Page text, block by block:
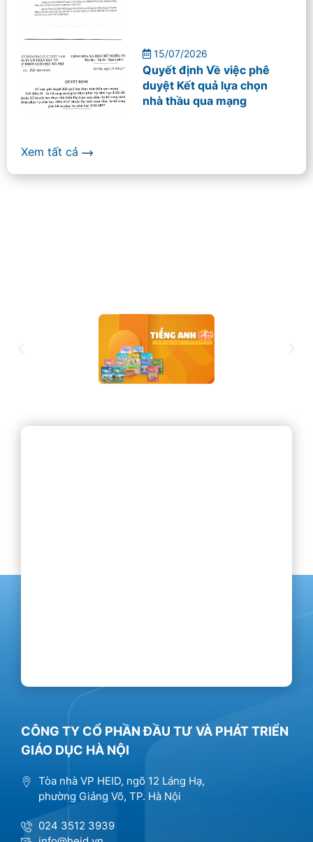
Quyết định Về việc phê
duyệt Kết quả lựa chọn
nhà thầu qua mạng
15/07/2026
Xem tất cả
CÔNG TY CỔ PHẦN ĐẦU TƯ VÀ PHÁT TRIỂN
GIÁO DỤC HÀ NỘI
Tòa nhà VP HEID, ngõ 12 Láng Hạ,
phường Giảng Võ, TP. Hà Nội
024 3512 3939